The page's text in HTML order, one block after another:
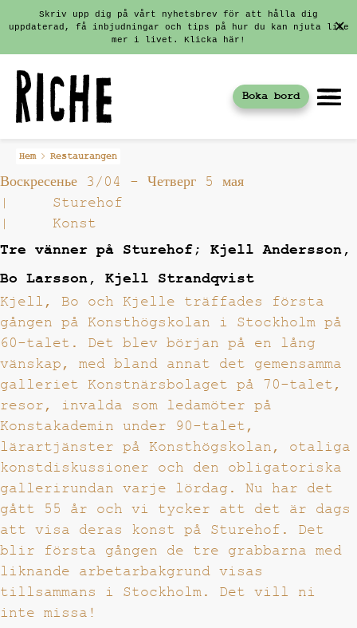
Fortsätt
innehållet
Skriv upp dig på vårt nyhetsbrev för att hålla dig
uppdaterad, få inbjudningar och tips på hur du kan njuta lite
mer i livet. Klicka här!
Boka bord
Hem Restaurangen
Воскресенье 3/04 - Четверг 5 мая
|
Sturehof
|
Konst
Tre vänner på Sturehof; Kjell Andersson,
Bo Larsson, Kjell Strandqvist
Kjell, Bo och Kjelle träffades första
gången på Konsthögskolan i Stockholm på
60-talet. Det blev början på en lång
vänskap, med bland annat det gemensamma
galleriet Konstnärsbolaget på 70-talet,
resor, invalda som ledamöter på
Konstakademin under 90-talet,
lärartjänster på Konsthögskolan, otaliga
konstdiskussioner och den obligatoriska
gallerirundan varje lördag. Nu har det
gått 55 år och vi tycker att det är dags
att visa deras konst på Sturehof. Det
blir första gången de tre grabbarna med
liknande arbetarbakgrund visas
tillsammans i Stockholm. Det vill ni
inte missa!